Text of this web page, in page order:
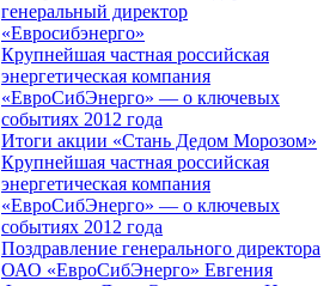
генеральный директор
«Евросибэнерго»
Крупнейшая частная российская
энергетическая компания
«ЕвроСибЭнерго» — о ключевых
событиях 2012 года
Итоги акции «Стань Дедом Морозом»
Крупнейшая частная российская
энергетическая компания
«ЕвроСибЭнерго» — о ключевых
событиях 2012 года
Поздравление генерального директора
ОАО «ЕвроСибЭнерго» Евгения